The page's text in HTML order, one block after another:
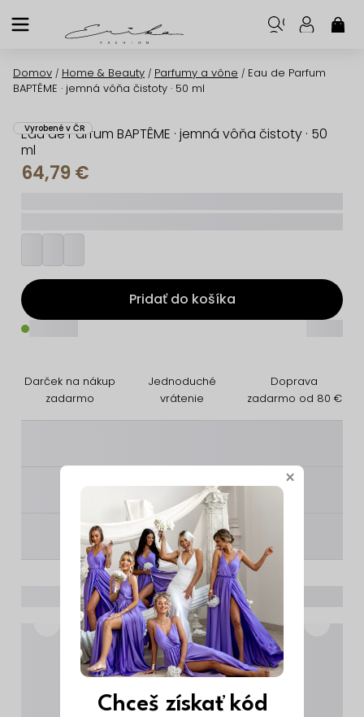
na
Domov / Home & Beauty / Parfumy a vône / Eau de Parfum
BAPTÊME · jemná vôňa čistoty · 50 ml
Eau de Parfum BAPTÊME · jemná vôňa čistoty · 50
ml
Vyrobené v ČR
64,79 €
Pridať do košíka
Darček na nákup
zadarmo
Jednoduché
vrátenie
Doprava
zadarmo od 80 €
________
×
Chceš získať kód